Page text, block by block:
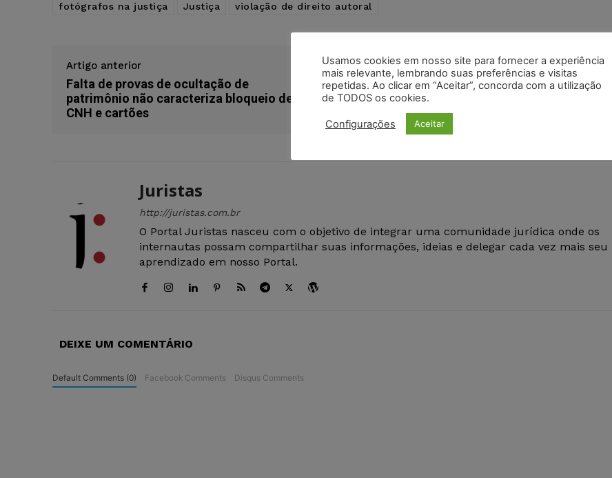
fotógrafos na justiça
Justiça violação de direito autoral
Artigo anterior
Falta de provas de ocultação de
patrimônio não caracteriza bloqueio de
CNH e cartões
Próximo artigo
Estado da Paraíba deverá disponibilizar
transporte escolar acessível a portadores
de necessidades especiais
Juristas
http://juristas.com.br
O Portal Juristas nasceu com o objetivo de integrar uma comunidade jurídica onde os
internautas possam compartilhar suas informações, ideias e delegar cada vez mais seu
aprendizado em nosso Portal.
DEIXE UM COMENTÁRIO
Default Comments (0) Facebook Comments Disqus Comments
Usamos cookies em nosso site para fornecer a experiência
mais relevante, lembrando suas preferências e visitas
repetidas. Ao clicar em “Aceitar”, concorda com a utilização
de TODOS os cookies.
Configurações Aceitar